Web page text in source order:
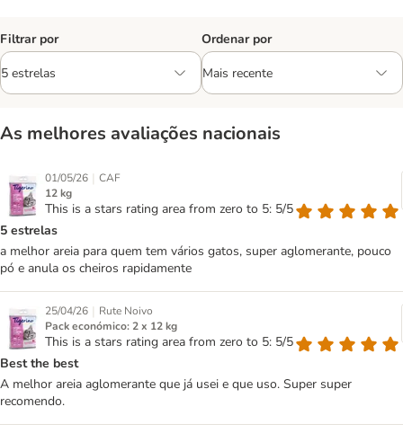
Filtrar por Ordenar por
As melhores avaliações nacionais
01/05/26 | CAF
12 kg
This is a stars rating area from zero to 5: 5/5
5 estrelas
a melhor areia para quem tem vários gatos, super aglomerante, pouco
pó e anula os cheiros rapidamente
25/04/26 | Rute Noivo
Pack económico: 2 x 12 kg
This is a stars rating area from zero to 5: 5/5
Best the best
A melhor areia aglomerante que já usei e que uso. Super super
recomendo.